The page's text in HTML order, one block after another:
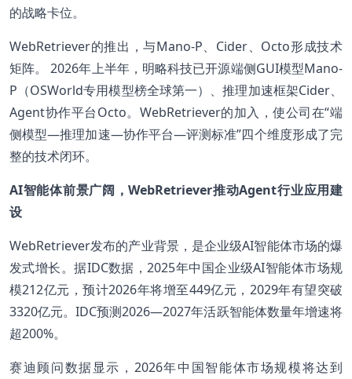
的战略卡位。
WebRetriever的推出，与Mano-P、Cider、Octo形成技术
矩阵。 2026年上半年，明略科技已开源端侧GUI模型Mano-
P（OSWorld专用模型榜全球第一）、推理加速框架Cider、
Agent协作平台Octo。WebRetriever的加入，使公司在“端
侧模型—推理加速—协作平台—评测标准”四个维度形成了完
整的技术闭环。
AI智能体前景广阔，WebRetriever推动Agent行业应用建
设
WebRetriever发布的产业背景，是企业级AI智能体市场的爆
发式增长。据IDC数据，2025年中国企业级AI智能体市场规
模212亿元，预计2026年将增至449亿元，2029年有望突破
3320亿元。IDC预测2026—2027年活跃智能体数量年增速将
超200%。
赛迪顾问数据显示，2026年中国智能体市场规模将达到